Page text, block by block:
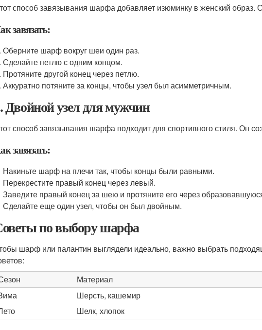
способ завязывания шарфа добавляет изюминку в женский образ.
завязать:
Оберните шарф вокруг шеи один раз.
Сделайте петлю с одним концом.
Протяните другой конец через петлю.
Аккуратно потяните за концы, чтобы узел был асимметричным.
Двойной узел для мужчин
способ завязывания шарфа подходит для спортивного стиля. Он
завязать:
Накиньте шарф на плечи так, чтобы концы были равными.
Перекрестите правый конец через левый.
Заведите правый конец за шею и протяните его через
Сделайте еще один узел, чтобы он был двойным.
по выбору шарфа
шарф или палантин выглядели идеально, важно выбрать
Материал
Шерсть, кашемир
Шелк, хлопок